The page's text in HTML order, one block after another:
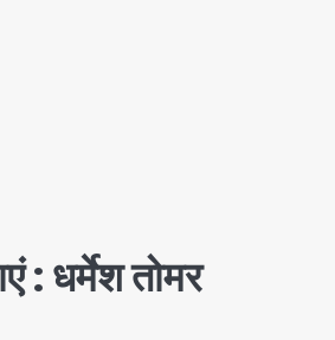
: धर्मेश तोमर